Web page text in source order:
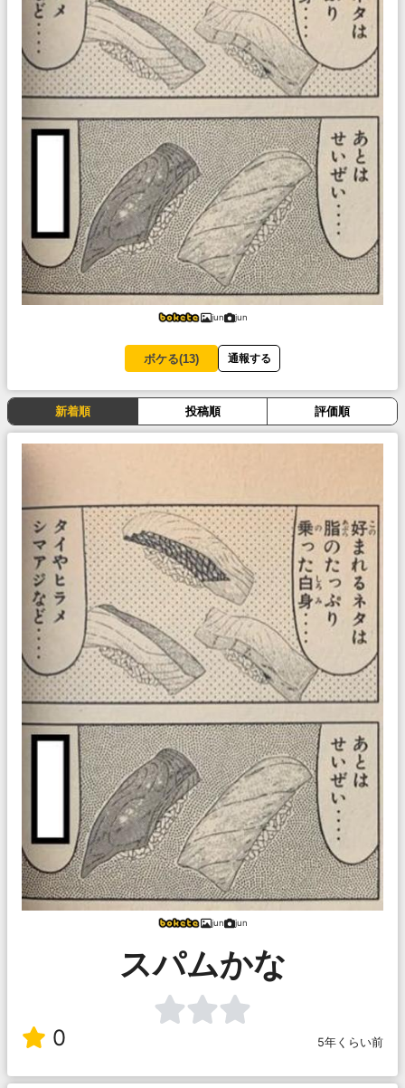
jun jun
ボケる(13) 通報する
新着順 投稿順 評価順
jun jun
スパムかな
0 5年くらい前